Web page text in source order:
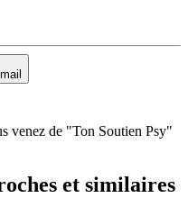
venez de "Ton Soutien Psy"
et similaires